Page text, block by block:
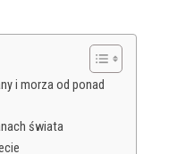
i morza od ponad
świata